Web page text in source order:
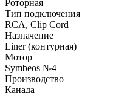
Роторная
Тип подключения
RCA, Clip Cord
Назначение
Liner (контурная)
Мотор
Symbeos №4
Производство
Канада